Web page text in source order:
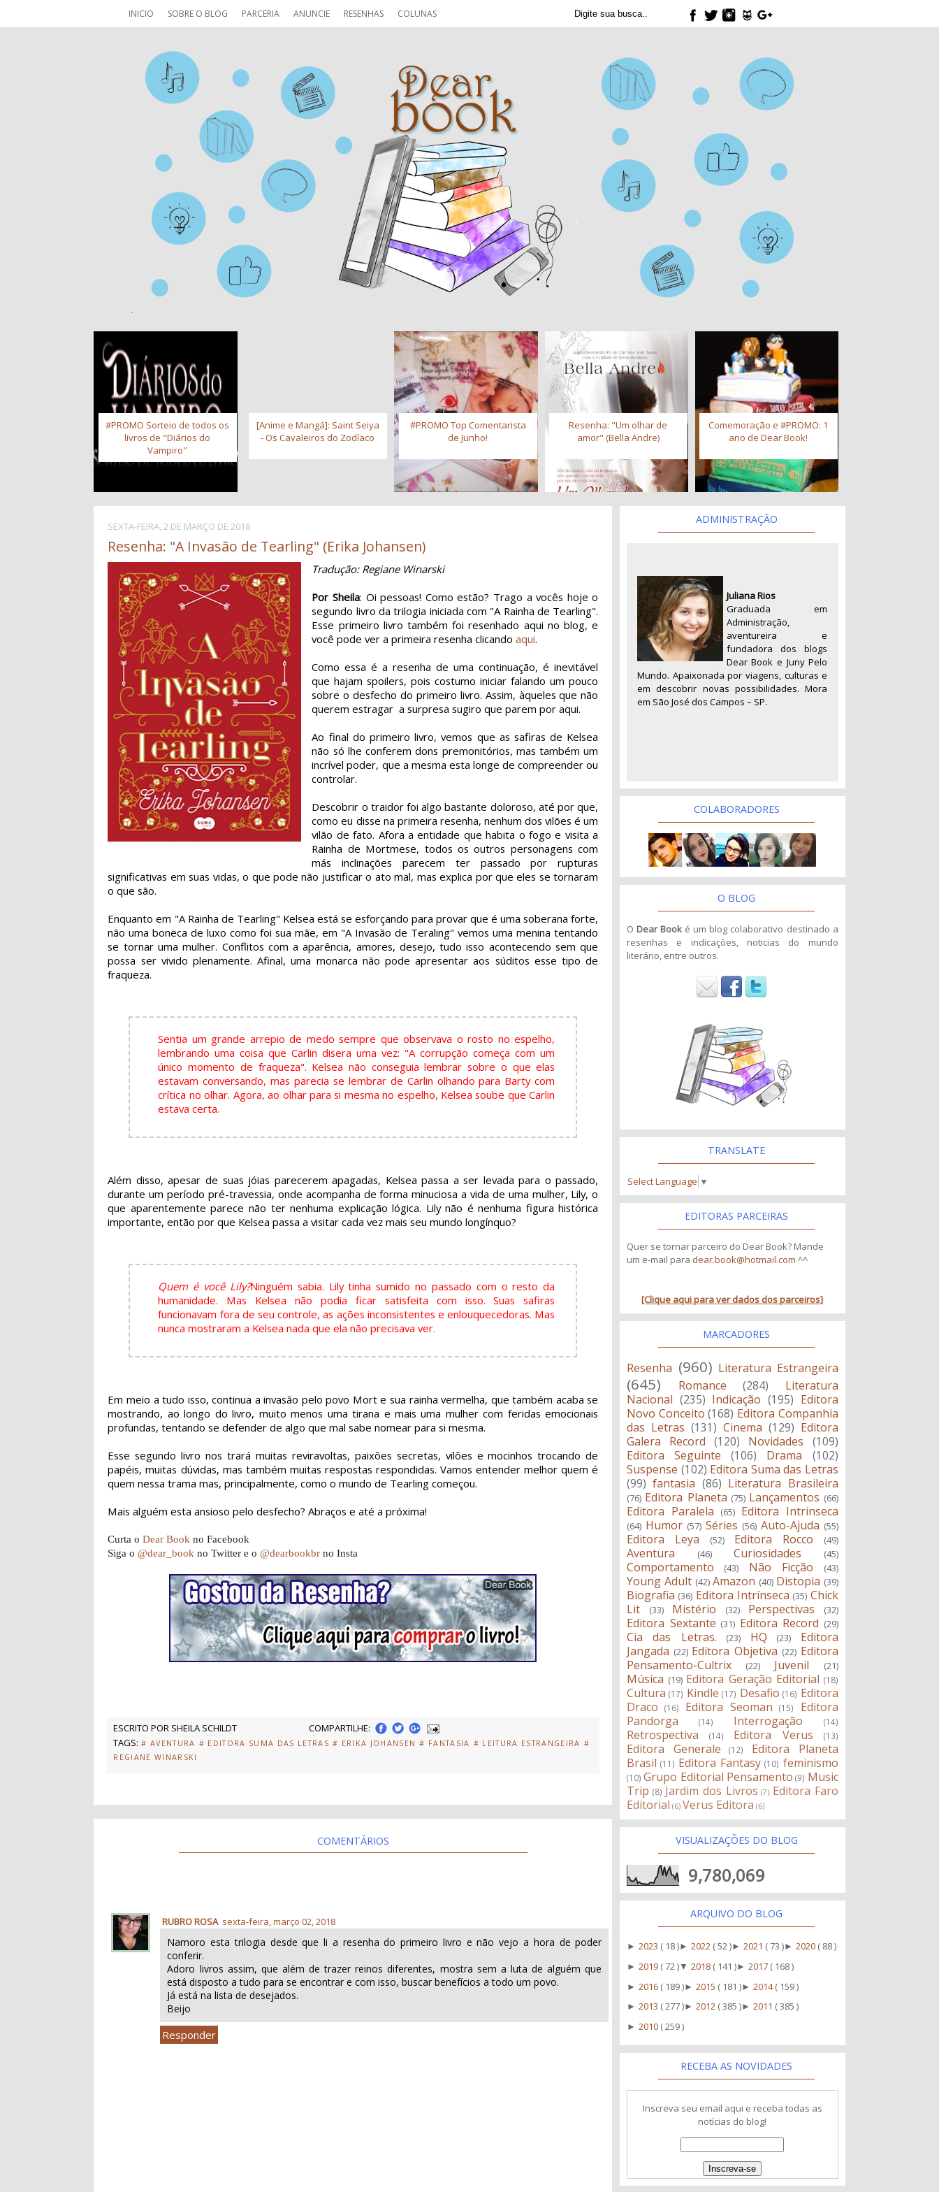
INICIO SOBRE O BLOG PARCERIA ANUNCIE RESENHAS COLUNAS
#PROMO Sorteio de todos os
livros de "Diários do
Vampiro"
[Anime e Mangá]: Saint Seiya
- Os Cavaleiros do Zodíaco
#PROMO Top Comentarista
de Junho!
Resenha: "Um olhar de
amor" (Bella Andre)
Comemoração e #PROMO: 1
ano de Dear Book!
SEXTA-FEIRA, 2 DE MARÇO DE 2018
Resenha: "A Invasão de Tearling" (Erika Johansen)
Tradução: Regiane Winarski
Por Sheila: Oi pessoas! Como estão? Trago a vocês hoje o
segundo livro da trilogia iniciada com "A Rainha de Tearling".
Esse primeiro livro também foi resenhado aqui no blog, e
você pode ver a primeira resenha clicandoaqui.
Como essa é a resenha de uma continuação, é inevitável
que hajam spoilers, pois costumo iniciar falando um pouco
sobre o desfecho do primeiro livro. Assim, àqueles que não
querem estragar a surpresa sugiro que parem por aqui.
Ao final do primeiro livro, vemos que as safiras de Kelsea
não só lhe conferem dons premonitórios, mas também um
incrível poder, que a mesma esta longe de compreender ou
controlar.
Descobrir o traidor foi algo bastante doloroso, até por que,
como eu disse na primeira resenha, nenhum dos vilões é um
vilão de fato. Afora a entidade que habita o fogo e visita a
Rainha de Mortmese, todos os outros personagens com
más inclinações parecem ter passado por rupturas
significativas em suas vidas, o que pode não justificar o ato mal, mas explica por que eles se tornaram
o que são.
Enquanto em "A Rainha de Tearling" Kelsea está se esforçando para provar que é uma soberana forte,
não uma boneca de luxo como foi sua mãe, em "A Invasão de Teraling" vemos uma menina tentando
se tornar uma mulher. Conflitos com a aparência, amores, desejo, tudo isso acontecendo sem que
possa ser vivido plenamente. Afinal, uma monarca não pode apresentar aos súditos esse tipo de
fraqueza.
Sentia um grande arrepio de medo sempre que observava o rosto no espelho,
lembrando uma coisa que Carlin disera uma vez: "A corrupção começa com um
único momento de fraqueza". Kelsea não conseguia lembrar sobre o que elas
estavam conversando, mas parecia se lembrar de Carlin olhando para Barty com
crítica no olhar. Agora, ao olhar para si mesma no espelho, Kelsea soube que Carlin
estava certa.
Além disso, apesar de suas jóias parecerem apagadas, Kelsea passa a ser levada para o passado,
durante um período pré-travessia, onde acompanha de forma minuciosa a vida de uma mulher, Lily, o
que aparentemente parece não ter nenhuma explicação lógica. Lily não é nenhuma figura histórica
importante, então por que Kelsea passa a visitar cada vez mais seu mundo longínquo?
Quem é você Lily?Ninguém sabia. Lily tinha sumido no passado com o resto da
humanidade. Mas Kelsea não podia ficar satisfeita com isso. Suas safiras
funcionavam fora de seu controle, as ações inconsistentes e enlouquecedoras. Mas
nunca mostraram a Kelsea nada que ela não precisava ver.
Em meio a tudo isso, continua a invasão pelo povo Mort e sua rainha vermelha, que também acaba se
mostrando, ao longo do livro, muito menos uma tirana e mais uma mulher com feridas emocionais
profundas, tentando se defender de algo que mal sabe nomear para si mesma.
Esse segundo livro nos trará muitas reviravoltas, paixões secretas, vilões e mocinhos trocando de
papéis, muitas dúvidas, mas também muitas respostas respondidas. Vamos entender melhor quem é
quem nessa trama mas, principalmente, como o mundo de Tearling começou.
Mais alguém esta ansioso pelo desfecho? Abraços e até a próxima!
Curta oDear Book no Facebook
Siga o@dear_book no Twitter e o@dearbookbr no Insta
ESCRITO POR SHEILA SCHILDT
COMPARTILHE:
TAGS: # AVENTURA # EDITORA SUMA DAS LETRAS # ERIKA JOHANSEN # FANTASIA # LEITURA ESTRANGEIRA #
REGIANE WINARSKI
COMENTÁRIOS
RUBRO ROSA sexta-feira, março 02, 2018
Namoro esta trilogia desde que li a resenha do primeiro livro e não vejo a hora de poder
conferir.
Adoro livros assim, que além de trazer reinos diferentes, mostra sem a luta de alguém que
está disposto a tudo para se encontrar e com isso, buscar benefícios a todo um povo.
Já está na lista de desejados.
Beijo
Responder
ADMINISTRAÇÃO
Juliana Rios
Graduada em
Administração,
aventureira e
fundadora dos blogs
Dear Book e Juny Pelo
Mundo. Apaixonada por viagens, culturas e
em descobrir novas possibilidades. Mora
em São José dos Campos – SP.
COLABORADORES
O BLOG
O Dear Book é um blog colaborativo destinado a
resenhas e indicações, noticias do mundo
literário, entre outros.
TRANSLATE
Select Language ▼
EDITORAS PARCEIRAS
Quer se tornar parceiro do Dear Book? Mande
um e-mail para dear.book@hotmail.com ^^
[Clique aqui para ver dados dos parceiros]
MARCADORES
Resenha (960) Literatura Estrangeira
(645) Romance (284)
Literatura
Nacional (235) Indicação (195) Editora
Novo Conceito (168) Editora Companhia
das Letras (131) Cinema (129) Editora
Galera Record
(120) Novidades
(109)
Editora Seguinte
(106) Drama
(102)
Suspense (102) Editora Suma das Letras
(99) fantasia (86) Literatura Brasileira
(76) Editora Planeta (75) Lançamentos (66)
Editora Paralela (65) Editora Intrinseca
(64) Humor (57) Séries (56) Auto-Ajuda (55)
Editora Leya (52) Editora Rocco (49)
Aventura (46) Curiosidades (45)
Comportamento (43) Não Ficção (43)
Young Adult (42) Amazon (40) Distopia (39)
Biografia (36) Editora Intrínseca (35) Chick
Lit
(33) Mistério (32) Perspectivas (32)
Editora Sextante (31) Editora Record (29)
Cia das Letras. (23) HQ (23)
Editora
Jangada (22) Editora Objetiva (22) Editora
Pensamento-Cultrix
(22) Juvenil (21)
Música (19) Editora Geração Editorial (18)
Cultura (17) Kindle (17) Desafio (16) Editora
Draco
(16) Editora Seoman (15)
Editora
Pandorga
(14) Interrogação (14)
Retrospectiva (14) Editora Verus (13)
Editora Generale (12)
Editora Planeta
Brasil (11) Editora Fantasy (10) feminismo
(10) Grupo Editorial Pensamento (9) Music
Trip (8) Jardim dos Livros (7) Editora Faro
Editorial (6) Verus Editora (6)
VISUALIZAÇÕES DO BLOG
9,780,069
ARQUIVO DO BLOG
►2023 ( 18 )►2022 ( 52 )►2021 ( 73 )►2020 ( 88 )
►2019 ( 72 ) ▼2018 ( 141 )►2017 ( 168 )
►2016 ( 189 )►2015 ( 181 )►2014( 159 )
►2013 ( 277 )►2012 ( 385 )►2011 ( 385 )
►2010 ( 259 )
RECEBA AS NOVIDADES
Inscreva seu email aqui e receba todas as
notícias do blog!